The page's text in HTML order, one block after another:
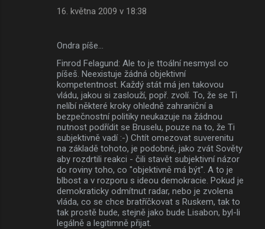
16. května 2009 v 18:38
Ondra píše…
Finrod Felagund: Ale to je ttoální nesmysl co
píšeš. Neexistuje žádná objektivní
kompetentnost. Každý stát má jen takovou
vládu, jakou si zaslouží, popř. zvolí. To, že se Ti
nelíbí některé kroky ohledně zahraniční a
bezpečnostní politiky neukazuje na žádnou
nutnost podřídit se Bruselu, pouze na to, že Ti
subjektivně vadí :-) Chtít omezovat suverenitu
na základě tohoto, je podobné, jako zvát Sověty
aby rozdrtili reakci - čili stavět subjektivní názor
do roviny toho, co "objektivně má být". A to je
blbost a v rozporu s ideou demokracie. Pokud je
demokraticky odmítnut radar, nebo je zvolena
vláda, co se chce bratříčkovat s Ruskem, tak to
tak prostě bude, stejně jako bude Lisabon, byl-li
legálně a legitimně přijat.